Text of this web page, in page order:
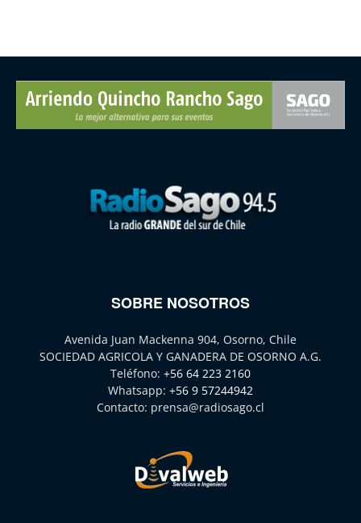
SOBRE NOSOTROS
Avenida Juan Mackenna 904, Osorno, Chile
SOCIEDAD AGRICOLA Y GANADERA DE OSORNO A.G.
Teléfono: +56 64 223 2160
Whatsapp: +56 9 57244942
Contacto: prensa@radiosago.cl